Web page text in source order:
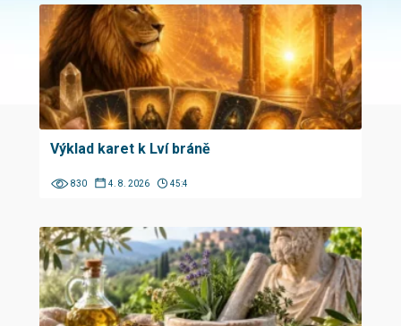
Výklad karet k Lví bráně
830 4. 8. 2026 45:4